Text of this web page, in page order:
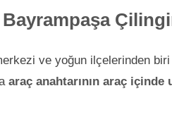
Bayrampaşa
ve yoğun ilçelerinden
araç anahtarının araç içinde